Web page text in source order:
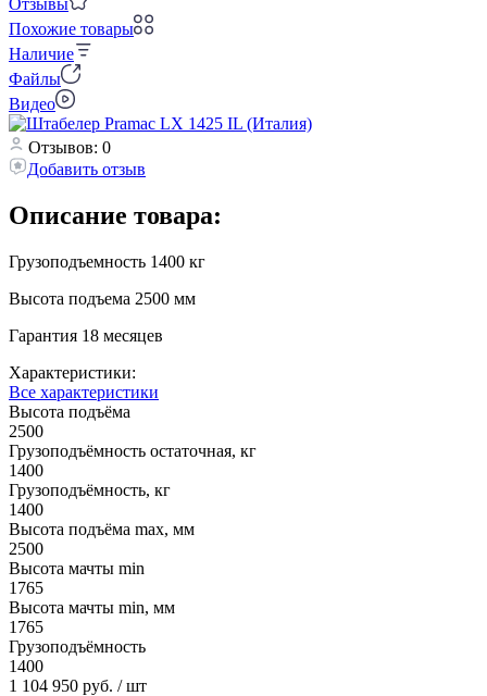
Похожие товары
Наличие
Файлы
Видео
Отзывов: 0
Добавить отзыв
Описание товара:
Грузоподъемность 1400 кг
Высота подъема 2500 мм
Гарантия 18 месяцев
Характеристики:
Все характеристики
Высота подъёма
2500
Грузоподъёмность остаточная, кг
1400
Грузоподъёмность, кг
1400
Высота подъёма max, мм
2500
Высота мачты min
1765
Высота мачты min, мм
1765
Грузоподъёмность
1400
1 104 950 руб. / шт